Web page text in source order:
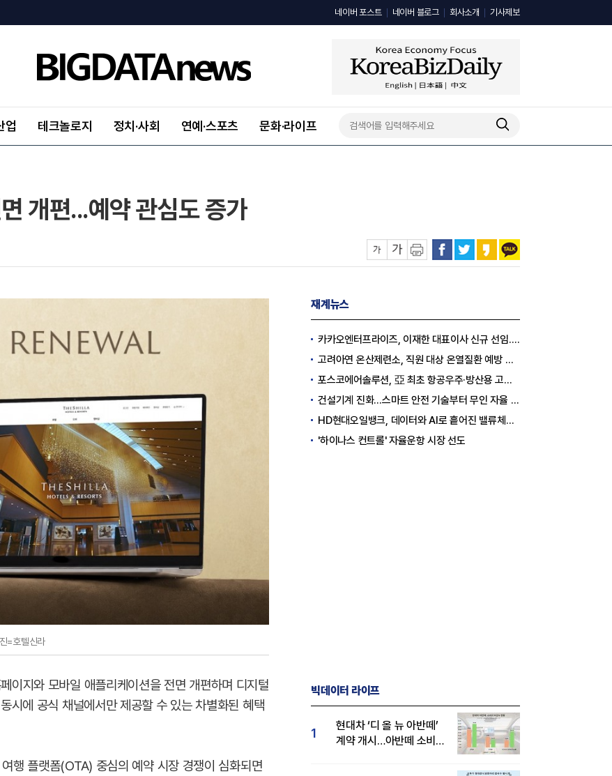
네이버 포스트 네이버 블로그 회사소개 기사제보
업 테크놀로지 정치·사회 연예·스포츠 문화·라이프
개편...예약 관심도 증가
=호텔신라
이지와 모바일 애플리케이션을 전면 개편하며 디지털
시에 공식 채널에서만 제공할 수 있는 차별화된 혜택
행 플랫폼(OTA) 중심의 예약 시장 경쟁이 심화되면
재계뉴스
카카오엔터프라이즈, 이재한 대표이사 신규 선임..."AI 전환 선도"
고려아연 온산제련소, 직원 대상 온열질환 예방 안전 실천 캠페인 실시
포스코에어솔루션, 亞 최초 항공우주·방산용 고순도 가스 국제 인증 획득
건설기계 진화…스마트 안전 기술부터 무인 자율 굴착기까지
HD현대오일뱅크, 데이터와 AI로 흩어진 밸류체인 연결
'하이나스 컨트롤' 자율운항 시장 선도
빅데이터 라이프
1
현대차 ‘디 올 뉴 아반떼’
계약 개시…아반떼 소비자